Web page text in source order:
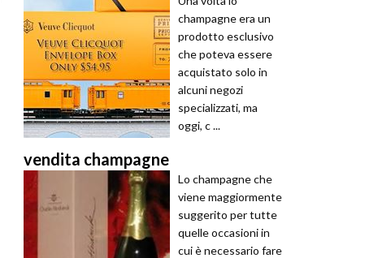
champagne era un
prodotto esclusivo
che poteva essere
acquistato solo in
alcuni negozi
specializzati, ma
oggi, c ...
vendita champagne
Lo champagne che
viene maggiormente
suggerito per tutte
quelle occasioni in
cui è necessario fare